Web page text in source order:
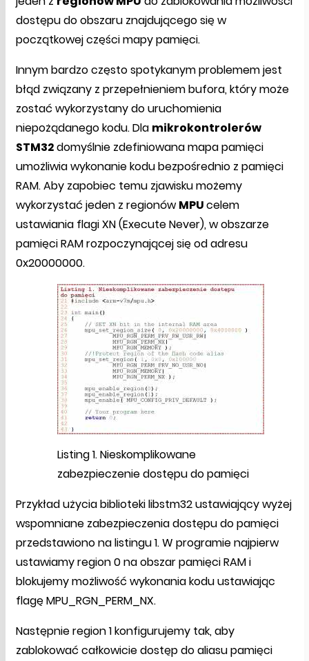
dostępu do obszaru znajdującego się w
początkowej części mapy pamięci.
Innym bardzo często spotykanym problemem jest
błąd związany z przepełnieniem bufora, który może
zostać wykorzystany do uruchomienia
niepożądanego kodu. Dla mikrokontrolerów
STM32domyślnie zdefiniowana mapa pamięci
umożliwia wykonanie kodu bezpośrednio z pamięci
RAM. Aby zapobiec temu zjawisku możemy
wykorzystać jeden z regionówMPUcelem
ustawiania flagi XN (Execute Never), w obszarze
pamięci RAM rozpoczynającej się od adresu
0x20000000.
Listing 1. Nieskomplikowane
zabezpieczenie dostępu do pamięci
Przykład użycia biblioteki libstm32 ustawiający wyżej
wspomniane zabezpieczenia dostępu do pamięci
przedstawiono na listingu 1. W programie najpierw
ustawiamy region 0 na obszar pamięci RAM i
blokujemy możliwość wykonania kodu ustawiając
flagę MPU_RGN_PERM_NX.
Następnie region 1 konfigurujemy tak, aby
zablokować całkowicie dostęp do aliasu pamięci